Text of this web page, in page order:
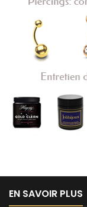
EN SAVOIR PLUS